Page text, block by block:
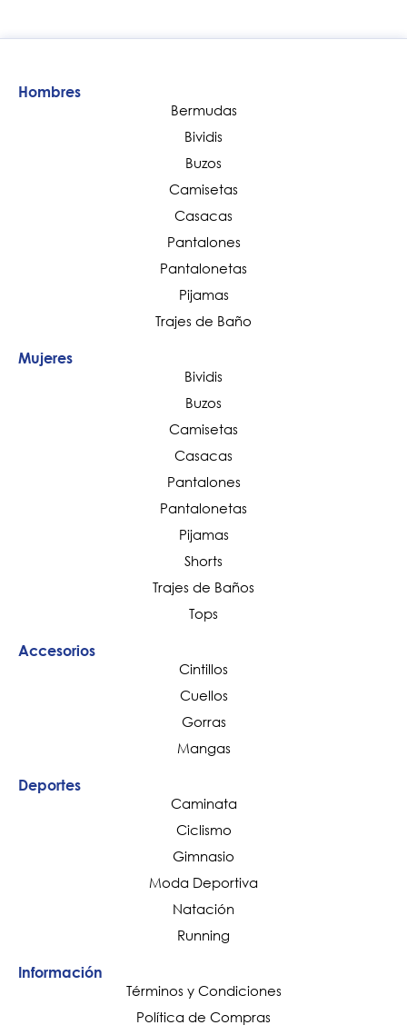
Hombres
Bermudas
Bividis
Buzos
Camisetas
Casacas
Pantalones
Pantalonetas
Pijamas
Trajes de Baño
Mujeres
Bividis
Buzos
Camisetas
Casacas
Pantalones
Pantalonetas
Pijamas
Shorts
Trajes de Baños
Tops
Accesorios
Cintillos
Cuellos
Gorras
Mangas
Deportes
Caminata
Ciclismo
Gimnasio
Moda Deportiva
Natación
Running
Información
Términos y Condiciones
Política de Compras